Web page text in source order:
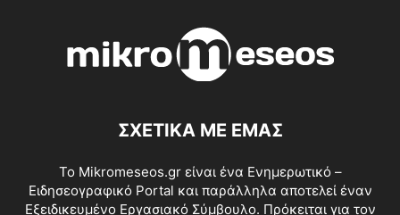
ΣΧΕΤΙΚΑ ΜΕ ΕΜΑΣ
Το Mikromeseos.gr είναι ένα Ενημερωτικό –
Ειδησεογραφικό Portal και παράλληλα αποτελεί έναν
Εξειδικευμένο Εργασιακό Σύμβουλο. Πρόκειται για τον